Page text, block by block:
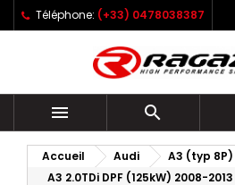
Téléphone: (+33) 0478038387
 
Accueil Audi
A3 (typ 8P)
A3 2.0TDi DPF (125kW) 2008-2013